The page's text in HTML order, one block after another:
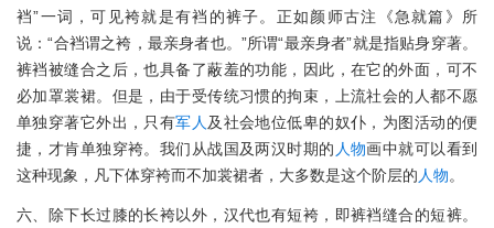
裆”一词，可见袴就是有裆的裤子。正如颜师古注《急就篇》所
说：“合裆谓之袴，最亲身者也。”所谓“最亲身者”就是指贴身穿著。
裤裆被缝合之后，也具备了蔽羞的功能，因此，在它的外面，可不
必加罩裳裙。但是，由于受传统习惯的拘束，上流社会的人都不愿
单独穿著它外出，只有军人 及社会地位低卑的奴仆，为图活动的便
捷，才肯单独穿袴。我们从战国及两汉时期的 人物画中就可以看到
这种现象，凡下体穿袴而不加裳裙者，大多数是这个阶层的 人物。
六、除下长过膝的长袴以外，汉代也有短袴，即裤裆缝合的短裤。